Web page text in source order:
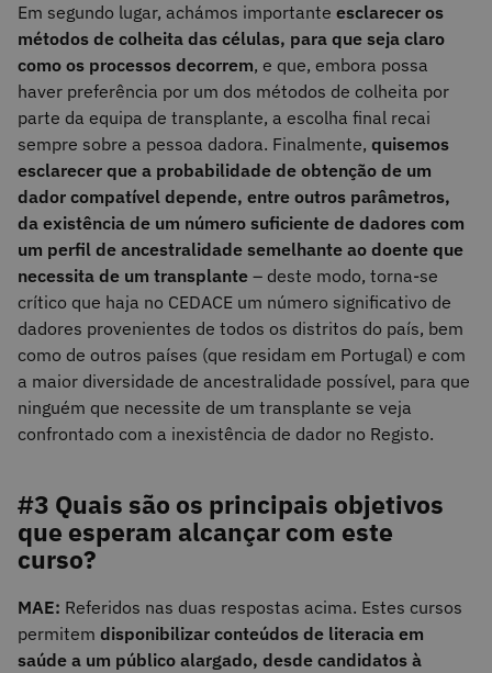
Em segundo lugar, achámos importante esclarecer os
métodos de colheita das células, para que seja claro
como os processos decorrem, e que, embora possa
haver preferência por um dos métodos de colheita por
parte da equipa de transplante, a escolha final recai
sempre sobre a pessoa dadora. Finalmente, quisemos
esclarecer que a probabilidade de obtenção de um
dador compatível depende, entre outros parâmetros,
da existência de um número suficiente de dadores com
um perfil de ancestralidade semelhante ao doente que
necessita de um transplante – deste modo, torna-se
crítico que haja no CEDACE um número significativo de
dadores provenientes de todos os distritos do país, bem
como de outros países (que residam em Portugal) e com
a maior diversidade de ancestralidade possível, para que
ninguém que necessite de um transplante se veja
confrontado com a inexistência de dador no Registo.
#3 Quais são os principais objetivos
que esperam alcançar com este
curso?
MAE: Referidos nas duas respostas acima. Estes cursos
permitem disponibilizar conteúdos de literacia em
saúde a um público alargado, desde candidatos à